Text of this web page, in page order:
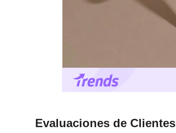
Evaluaciones de Clientes